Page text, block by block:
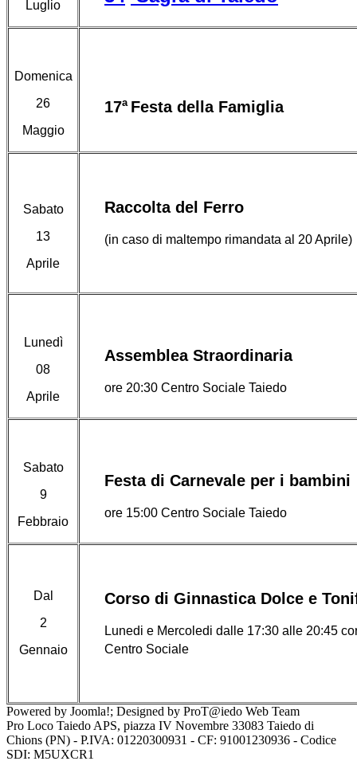
Luglio
Domenica
26
Maggio
17a Festa della Famiglia
Sabato
13
Aprile
Raccolta del Ferro
(in caso di maltempo rimandata al 20 Aprile)
Lunedì
08
Aprile
Assemblea Straordinaria
ore 20:30 Centro Sociale Taiedo
Sabato
9
Febbraio
Festa di Carnevale per i bambini
ore 15:00 Centro Sociale Taiedo
Dal
2
Gennaio
Corso di Ginnastica Dolce e
Lunedi e Mercoledi dalle 17:30 alle 20:45
Centro Sociale
Powered by Joomla!; Designed by ProT@iedo Web Team
Pro Loco Taiedo APS, piazza IV Novembre 33083 Taiedo di
Chions (PN) - P.IVA: 01220300931 - CF: 91001230936 - Codice
SDI: M5UXCR1